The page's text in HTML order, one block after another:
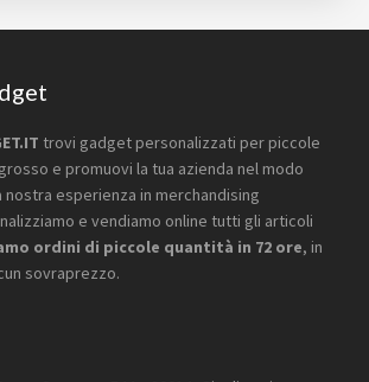
trovi gadget personalizzati per piccole
e promuovi la tua azienda nel modo
nostra esperienza in merchandising
e vendiamo online tutti gli articoli
ordini di piccole quantità in 72 ore, in
sovraprezzo.